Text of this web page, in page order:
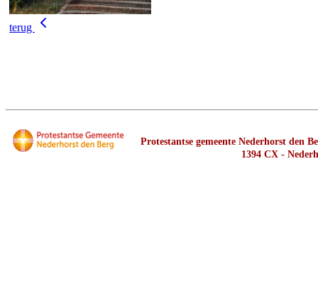
terug
Protestantse gemeente Nederhorst
1394 CX -